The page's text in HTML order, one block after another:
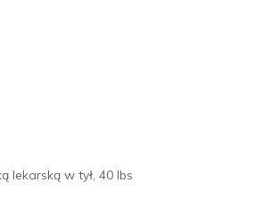
lekarską w tył, 40 lbs